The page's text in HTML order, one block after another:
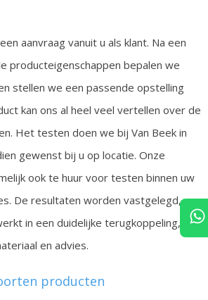
aanvraag vanuit u als klant. Na een
producteigenschappen bepalen we
stellen we een passende opstelling
kan ons al heel veel vertellen over de
Het testen doen we bij Van Beek in
gewenst bij u op locatie. Onze
ook te huur voor testen binnen uw
De resultaten worden vastgelegd,
in een duidelijke terugkoppeling,
en advies.
producten